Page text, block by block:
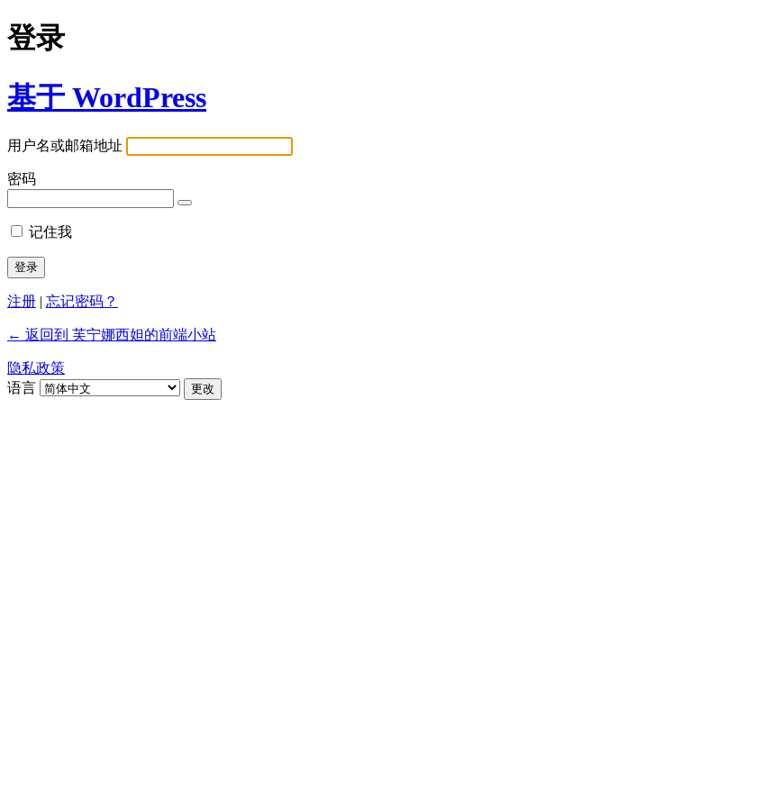
登录
基于 WordPress
用户名或邮箱地址
密码
记住我
注册 | 忘记密码？
← 返回到 芙宁娜西妲的前端小站
隐私政策
语言